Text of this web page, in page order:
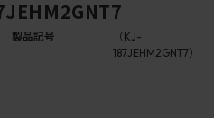
製品記号
（KJ-
187JEHM2GNT7）